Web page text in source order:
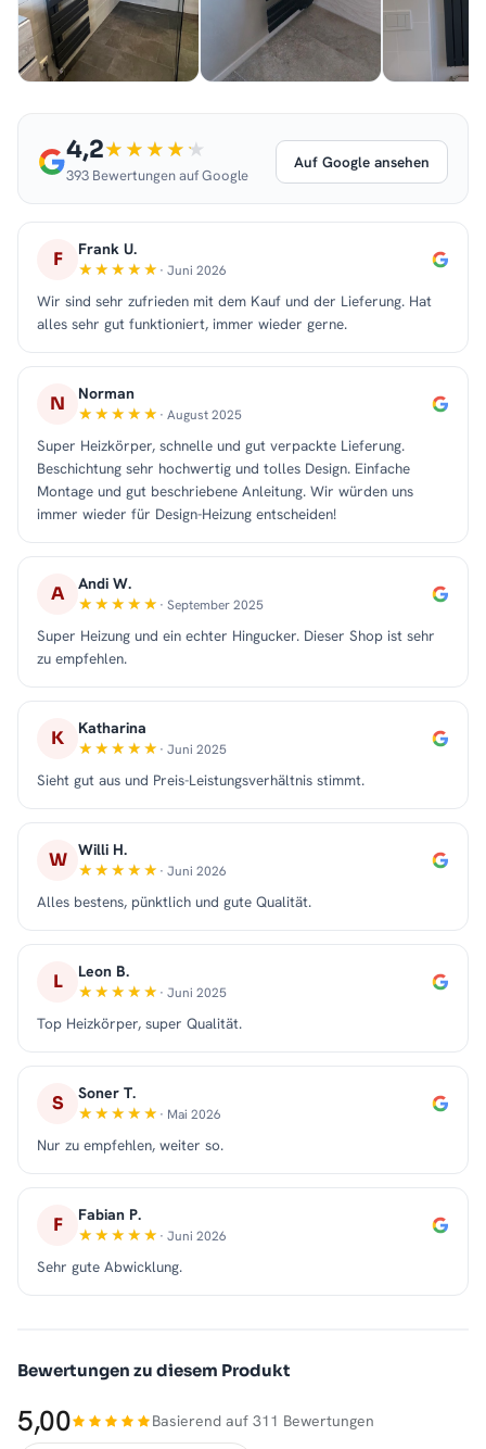
4,2
393 Bewertungen auf Google
Auf Google ansehen
F Frank U.
· Juni 2026
Wir sind sehr zufrieden mit dem Kauf und der Lieferung. Hat
alles sehr gut funktioniert, immer wieder gerne.
N Norman
· August 2025
Super Heizkörper, schnelle und gut verpackte Lieferung.
Beschichtung sehr hochwertig und tolles Design. Einfache
Montage und gut beschriebene Anleitung. Wir würden uns
immer wieder für Design-Heizung entscheiden!
A Andi W.
· September 2025
Super Heizung und ein echter Hingucker. Dieser Shop ist sehr
zu empfehlen.
K Katharina
· Juni 2025
Sieht gut aus und Preis-Leistungsverhältnis stimmt.
W Willi H.
· Juni 2026
Alles bestens, pünktlich und gute Qualität.
L Leon B.
· Juni 2025
Top Heizkörper, super Qualität.
S Soner T.
· Mai 2026
Nur zu empfehlen, weiter so.
F Fabian P.
· Juni 2026
Sehr gute Abwicklung.
Bewertungen zu diesem Produkt
5,00 Basierend auf 311 Bewertungen